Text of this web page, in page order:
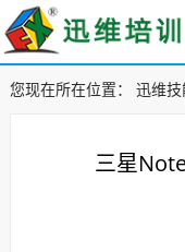
您现在所在位置： 迅维
三星